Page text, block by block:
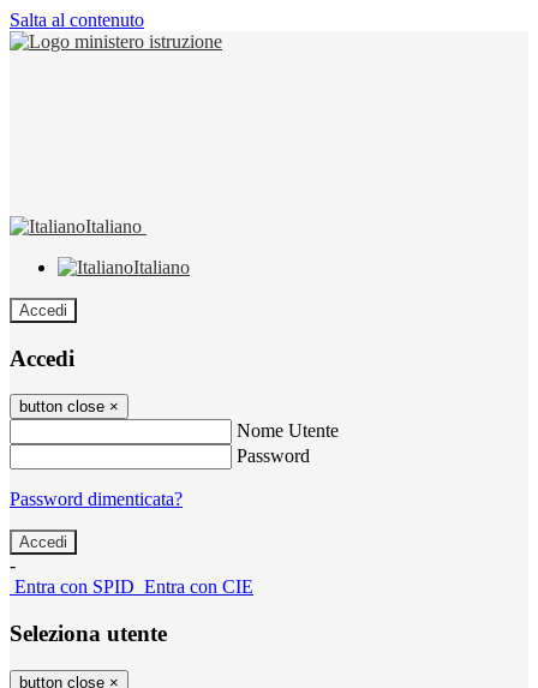
Salta al contenuto
Italiano
Italiano
Accedi
Accedi
button close ×
Nome Utente
Password
Password dimenticata?
-
Entra con SPID Entra con CIE
Seleziona utente
button close ×